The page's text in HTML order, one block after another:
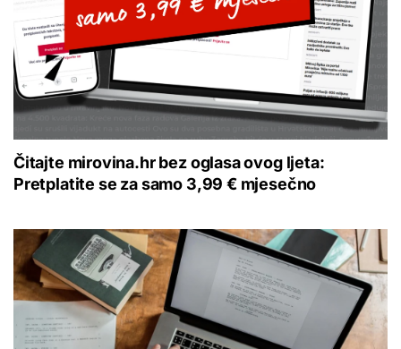
Čitajte mirovina.hr bez oglasa ovog ljeta:
Pretplatite se za samo 3,99 € mjesečno